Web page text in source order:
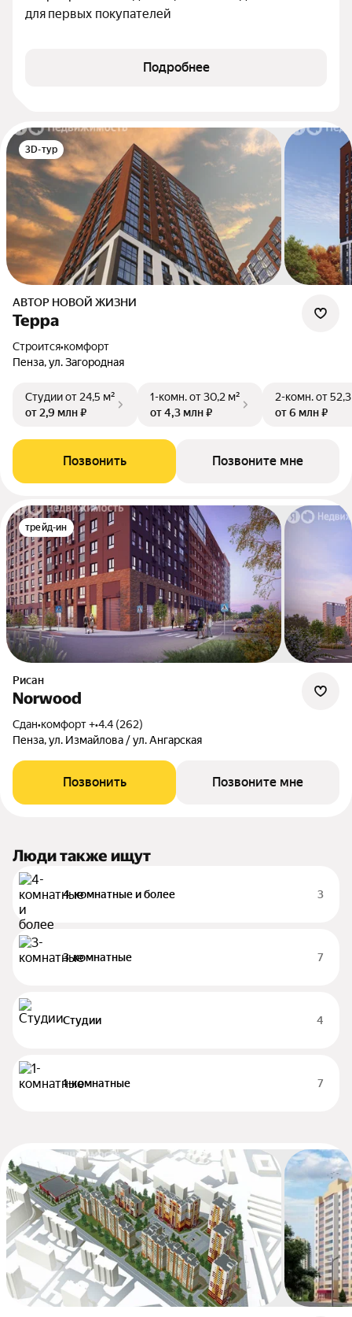
для первых покупателей
Подробнее
3D-тур
АВТОР НОВОЙ ЖИЗНИ
Терра
Строится•комфорт
Пенза, ул. Загородная
Студииот 24,5 м²
от 2,9 млн ₽
1-комн.от 30,2 м²
от 4,3 млн ₽
2-комн.от
от 6 млн ₽
Позвонить Позвоните мне
трейд-ин
Рисан
Norwood
Сдан•комфорт +•4.4 (262)
Пенза, ул. Измайлова / ул. Ангарская
Позвонить Позвоните мне
Люди также ищут
4-комнатные и более 3
3-комнатные 7
Студии 4
1-комнатные 7